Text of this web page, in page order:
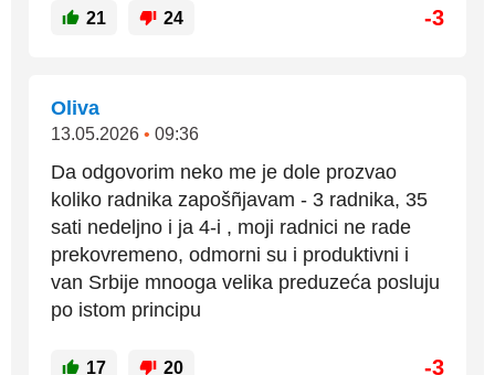
21 24 -3
Oliva
13.05.2026 • 09:36
Da odgovorim neko me je dole prozvao
koliko radnika zapošñjavam - 3 radnika, 35
sati nedeljno i ja 4-i , moji radnici ne rade
prekovremeno, odmorni su i produktivni i
van Srbije mnooga velika preduzeća posluju
po istom principu
17 20 -3